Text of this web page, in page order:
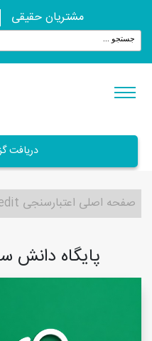
مشتریان حقیقی
دریافت
صفحه اصلی اعتبارسنجی MyCredit
پایگاه دانش